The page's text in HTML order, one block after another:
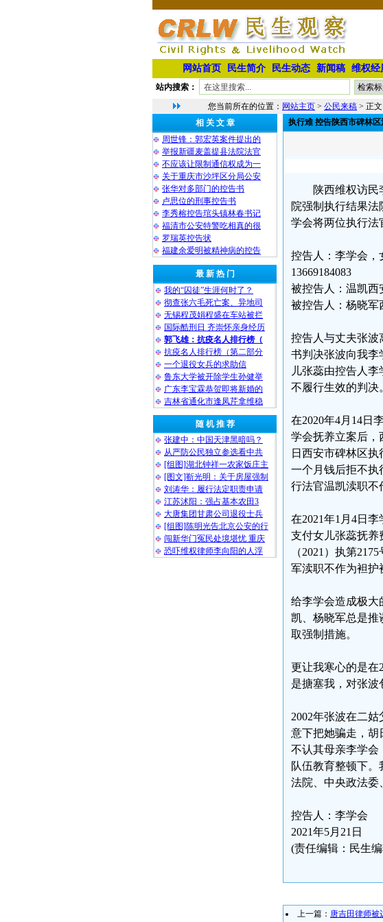
网站首页 民生简介 民生动态 新闻稿 维权经
站内搜索：
您当前所在的位置： 网站主页 > 公民来稿 > 正文
相 关 文 章
周世锋：郭宏英案件提出的
举报新疆麦盖提县法院法官
不应该让限制通信权成为一
关于重庆市沙坪区分局公安
张华对多部门的控告书
卢思位的刑事控告书
李秀榕控告琯头镇林春书记
福清市公安特警吃相真的很
罗瑞英控告状
福建余爱明被精神病的控告
最 新 热 门
我的“囚徒”生涯何时了？
彻查张六毛死亡案、异地司
无锡程茂娟程盛在车站被拦
国际酷刑日 齐崇怀亲身经历
郭飞雄：抗疫名人排行榜（
抗疫名人排行榜（第二部分
一个退役女兵的求助信
鲁东大学被开除学生孙健举
广东李宝霖恭贺即将新婚的
吉林省通化市逢凤芹拿维稳
随 机 推 荐
张建中：中国天津黑暗吗？
从严防公民独立参选看中共
[组图]湖北钟祥一农家饭庄主
[图文]靳光明：关于房屋强制
刘涛华：履行法定职责申请
江苏沭阳：强占基本农田3
大唐集团甘肃公司退役士兵
[组图]陈明光告北京公安的行
闯新华门冤民处境堪忧 重庆
恐吓维权律师李向阳的人浮
执行难 控告陕西市碑林
陕西维权访
院强制执行结果
学会将两位执行法
控告人：李学会，
13669184083
被控告人：温凯西
被控告人：杨晓军
控告人与丈夫张波
书判决张波向我李
儿张蕊由控告人
不履行生效的判决。
在2020年4月14日
学会抚养立案后，
日西安市碑林区
一个月钱后拒不执
行法官温凯渎职不
在2021年1月4日
支付女儿张蕊抚养
（2021）执第
军渎职不作为袒护
给李学会造成极大
凯、杨晓军总是推
取强制措施。
更让我寒心的是在
是搪塞我，对张波
2002年张波在二
意下把她骗走，胡
不认其母亲李学会
队伍教育整顿下
法院、中央政法委
控告人：李学会
2021年5月21日
(责任编辑：民生
上一篇： 唐吉田律师被